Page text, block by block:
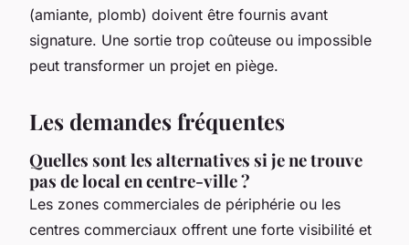
(amiante, plomb) doivent être fournis avant
signature. Une sortie trop coûteuse ou impossible
peut transformer un projet en piège.
Les demandes fréquentes
Quelles sont les alternatives si je ne trouve
pas de local en centre-ville ?
Les zones commerciales de périphérie ou les
centres commerciaux offrent une forte visibilité et